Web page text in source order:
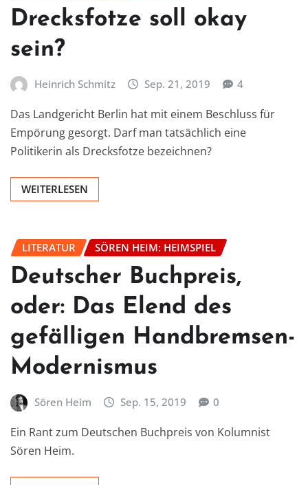
Drecksfotze soll okay
sein?
Heinrich Schmitz Sep. 21, 2019 4
Das Landgericht Berlin hat mit einem Beschluss für
Empörung gesorgt. Darf man tatsächlich eine
Politikerin als Drecksfotze bezeichnen?
WEITERLESEN
LITERATUR SÖREN HEIM: HEIMSPIEL
Deutscher Buchpreis,
oder: Das Elend des
gefälligen Handbremsen-
Modernismus
Sören Heim Sep. 15, 2019 0
Ein Rant zum Deutschen Buchpreis von Kolumnist
Sören Heim.